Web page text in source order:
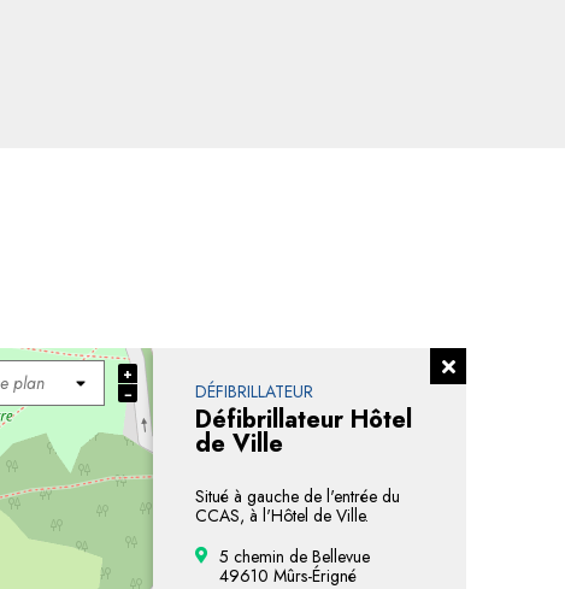
+
−
DÉFIBRILLATEUR
Défibrillateur Hôtel
de Ville
Situé à gauche de l'entrée du
CCAS, à l'Hôtel de Ville.
5 chemin de Bellevue
49610 Mûrs-Érigné